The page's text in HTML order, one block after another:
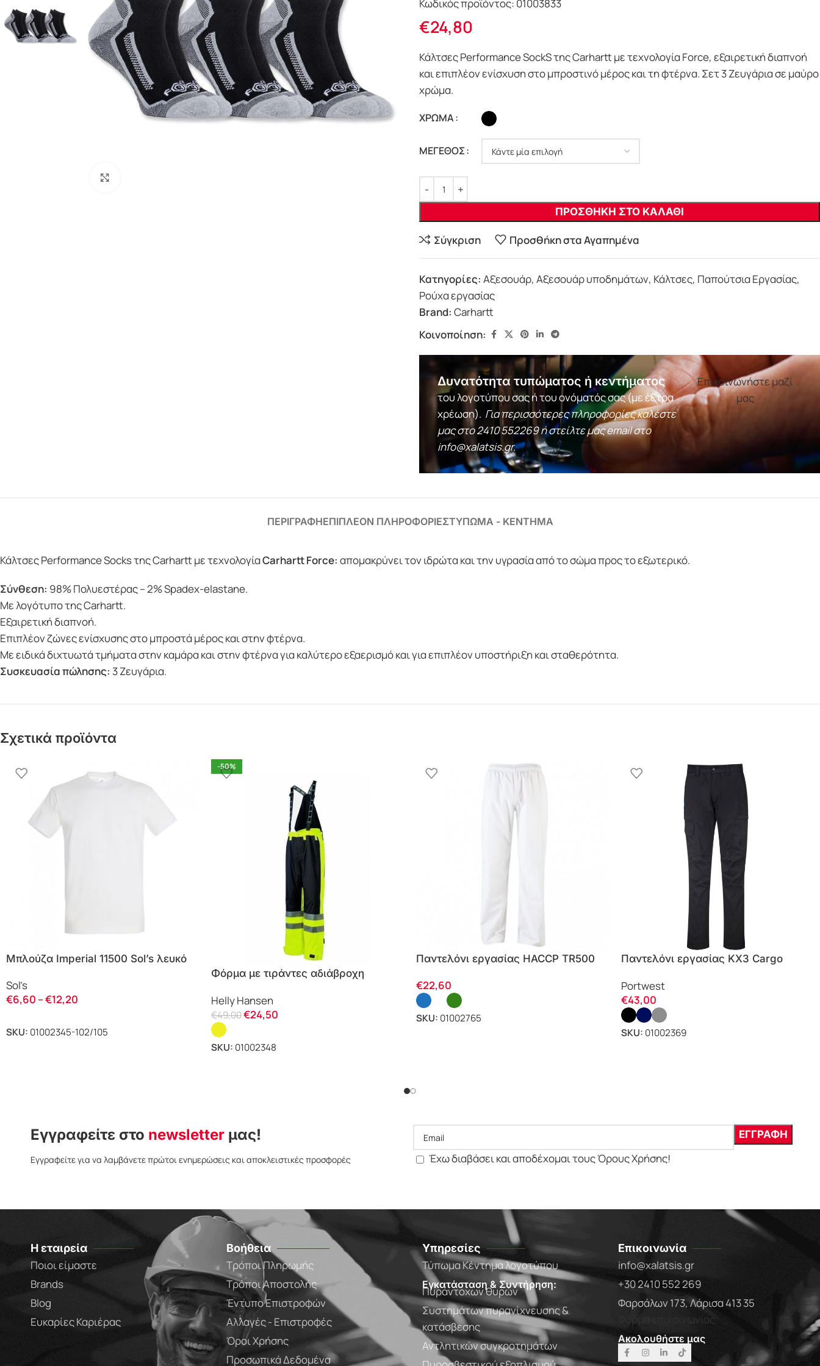
Κωδικός προϊόντος: 01003833
€24,80
Κάλτσες Performance SockS της Carhartt με τεχνολογία Force, εξαιρετική διαπνοή
και επιπλέον ενίσχυση στο μπροστινό μέρος και τη φτέρνα. Σετ 3 Ζευγάρια σε μαύρο
χρώμα.
ΧΡΩΜΑ
ΜΕΓΕΘΟΣ
ΠΡΟΣΘΗΚΗ ΣΤΟ ΚΑΛΑΘΙ
Σύγκριση Προσθήκη στα Αγαπημένα
Κατηγορίες: Αξεσουάρ, Αξεσουάρ υποδημάτων, Κάλτσες, Παπούτσια Εργασίας,
Ρούχα εργασίας
Brand: Carhartt
Κοινοποίηση:
Δυνατότητα τυπώματος ή κεντήματος
του λογοτύπου σας ή του ονόματός σας (με έξτρα
χρέωση). Για περισσότερες πληροφορίες καλέστε
μας στο2410 552269ή στείλτε μας email στο
info@xalatsis.gr.
Επικοινωνήστε μαζί
μας
ΠΕΡΙΓΡΑΦΗΕΠΙΠΛΕΟΝ ΠΛΗΡΟΦΟΡΙΕΣΤΥΠΩΜΑ - ΚΕΝΤΗΜΑ
Κάλτσες Performance Socks της Carhartt με τεχνολογίαCarharttForce: απομακρύνει τον ιδρώτα και την υγρασία από το σώμα προς το εξωτερικό.
Σύνθεση: 98% Πολυεστέρας – 2% Spadex-elastane.
Με λογότυπο της Carhartt.
Εξαιρετική διαπνοή.
Επιπλέον ζώνες ενίσχυσης στο μπροστά μέρος και στην φτέρνα.
Με ειδικά διχτυωτά τμήματα στην καμάρα και στην φτέρνα για καλύτερο εξαερισμό και για επιπλέον υποστήριξη και σταθερότητα.
Συσκευασία πώλησης: 3 Ζευγάρια.
Σχετικά προϊόντα
Μπλούζα Imperial 11500 Sol’s λευκό
Sol’s
€6,60 –€12,20
SKU: 01002345-102/105
-50%
Φόρμα με τιράντες αδιάβροχη
Hansen
Helly Hansen
€49,00€24,50
SKU: 01002348
Παντελόνι εργασίας HACCP TR500
€22,60
SKU: 01002765
Παντελόνι εργασίας KX3 Cargo
Portwest
€43,00
SKU: 01002369
Εγγραφείτε στο newsletter μας!
Εγγραφείτε για να λαμβάνετε πρώτοι ενημερώσεις και αποκλειστικές προσφορές Έχω διαβάσει και αποδέχομαι τους Όρους Χρήσης!
Η εταιρεία
Ποιοι είμαστε
Brands
Blog
Ευκαρίες Καριέρας
Βοήθεια
Τρόποι Πληρωμής
Τρόποι Αποστολής
Έντυπο Επιστροφών
Αλλαγές - Επιστροφές
Όροι Χρήσης
Προσωπικά Δεδομένα
Υπηρεσίες
Τύπωμα Κέντημα λογοτύπου
Εγκατάσταση & Συντήρηση:
Πυράντοχων θυρών
Συστημάτων πυρανίχνευσης &
κατάσβεσης
Αντλητικών συγκροτημάτων
Επικοινωνία
info@xalatsis.gr
+30 2410 552 269
Φαρσάλων 173, Λάρισα 413 35
Φόρμα επικοινωνίας
Ακολουθήστε μας